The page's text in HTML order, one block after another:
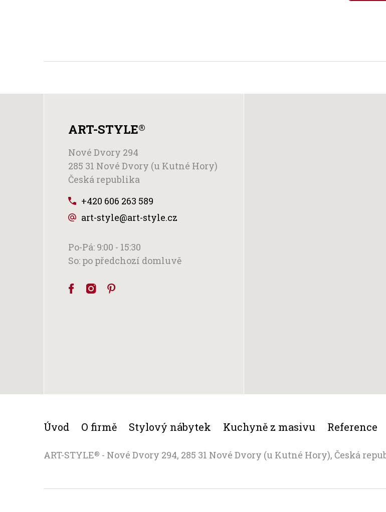
ART-STYLE®
Nové Dvory 294
285 31 Nové Dvory (u Kutné Hory)
Česká republika
+420 606 263 589
art-style@art-style.cz
Po-Pá: 9:00 - 15:30
So: po předchozí domluvě
Úvod O firmě Stylový nábytek Kuchyně z masivu Reference
ART-STYLE® - Nové Dvory 294, 285 31 Nové Dvory (u Kutné Hory), Česká